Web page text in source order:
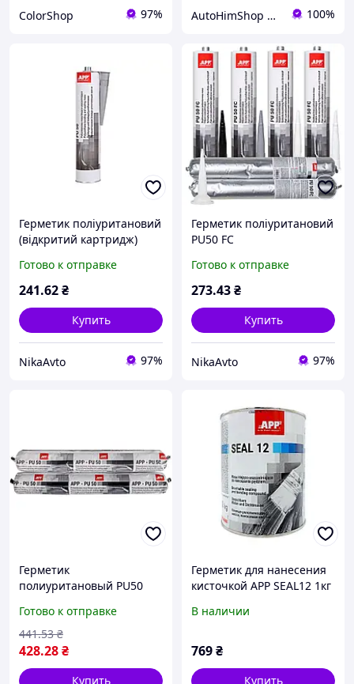
ColorShop 97% AutoHimShop интернет-магазин автохимии 100%
Герметик поліуритановий
(відкритий картридж)
040306
Готово к отправке
241.62₴
Купить
NikaAvto 97%
Герметик поліуритановий
PU50 FC
бежевий 310мл APP,
040324
Готово к отправке
273.43₴
Купить
NikaAvto 97%
Герметик
полиуритановый PU50
040312
Готово к отправке
428.28₴
441.53 ₴
Купить
Герметик для нанесения
кисточкой APP SEAL12 1кг
В наличии
769₴
Купить